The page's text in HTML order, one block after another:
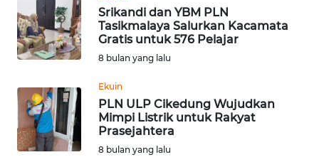
Srikandi dan YBM PLN
Tasikmalaya Salurkan Kacamata
Gratis untuk 576 Pelajar
8 bulan yang lalu
Ekuin
PLN ULP Cikedung Wujudkan
Mimpi Listrik untuk Rakyat
Prasejahtera
8 bulan yang lalu
WN
JOGJA
WN
BALI